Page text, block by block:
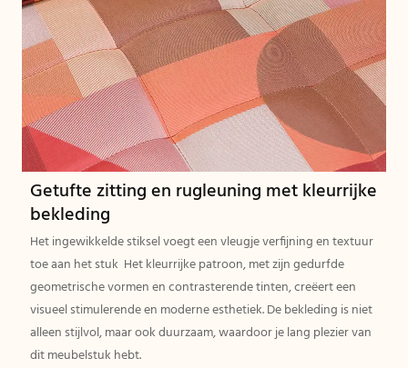
Getufte zitting en rugleuning met kleurrijke
bekleding
Het ingewikkelde stiksel voegt een vleugje verfijning en textuur
toe aan het stuk Het kleurrijke patroon, met zijn gedurfde
geometrische vormen en contrasterende tinten, creëert een
visueel stimulerende en moderne esthetiek. De bekleding is niet
alleen stijlvol, maar ook duurzaam, waardoor je lang plezier van
dit meubelstuk hebt.